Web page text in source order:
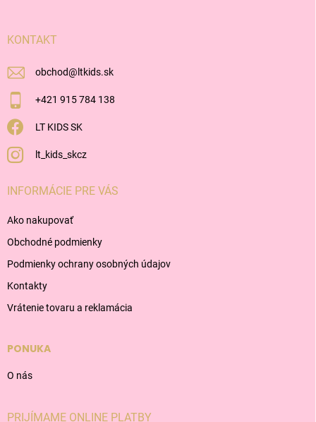
KONTAKT
obchod@ ltkids.sk
+421 915 784 138
LT KIDS SK
lt_kids_skcz
INFORMÁCIE PRE VÁS
Ako nakupovať
Obchodné podmienky
Podmienky ochrany osobných údajov
Kontakty
Vrátenie tovaru a reklamácia
PONUKA
O nás
PRIJÍMAME ONLINE PLATBY